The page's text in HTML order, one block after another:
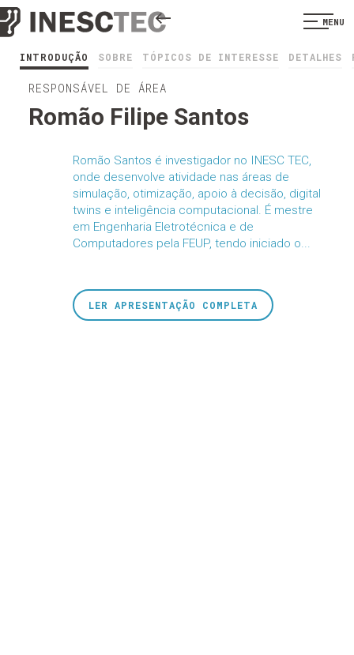
MENU
INTRODUÇÃO SOBRE TÓPICOS DE INTERESSE DETALHES
RESPONSÁVEL DE ÁREA
Romão Filipe Santos
Romão Santos é investigador no INESC TEC,
onde desenvolve atividade nas áreas de
simulação, otimização, apoio à decisão, digital
twins e inteligência computacional. É mestre
em Engenharia Eletrotécnica e de
Computadores pela FEUP, tendo iniciado o...
LER APRESENTAÇÃO COMPLETA